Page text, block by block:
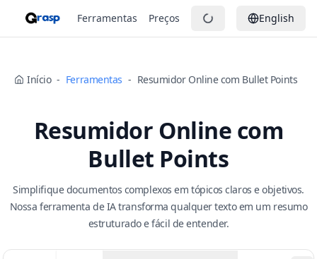
Ferramentas Preços English
Início - Ferramentas - Resumidor Online com Bullet Points
Resumidor Online com
Bullet Points
Simplifique documentos complexos em tópicos claros e objetivos.
Nossa ferramenta de IA transforma qualquer texto em um resumo
estruturado e fácil de entender.